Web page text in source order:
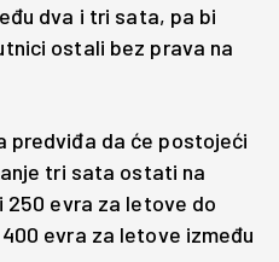
dva i tri sata, pa bi
ostali bez prava na
predviđa da će postojeći
tri sata ostati na
evra za letove do
evra za letove između